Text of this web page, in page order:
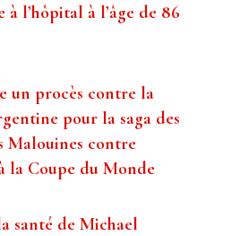
à l’hôpital à l’âge de 86
un procès contre la
pour la saga des
Malouines contre
la Coupe du Monde
santé de Michael